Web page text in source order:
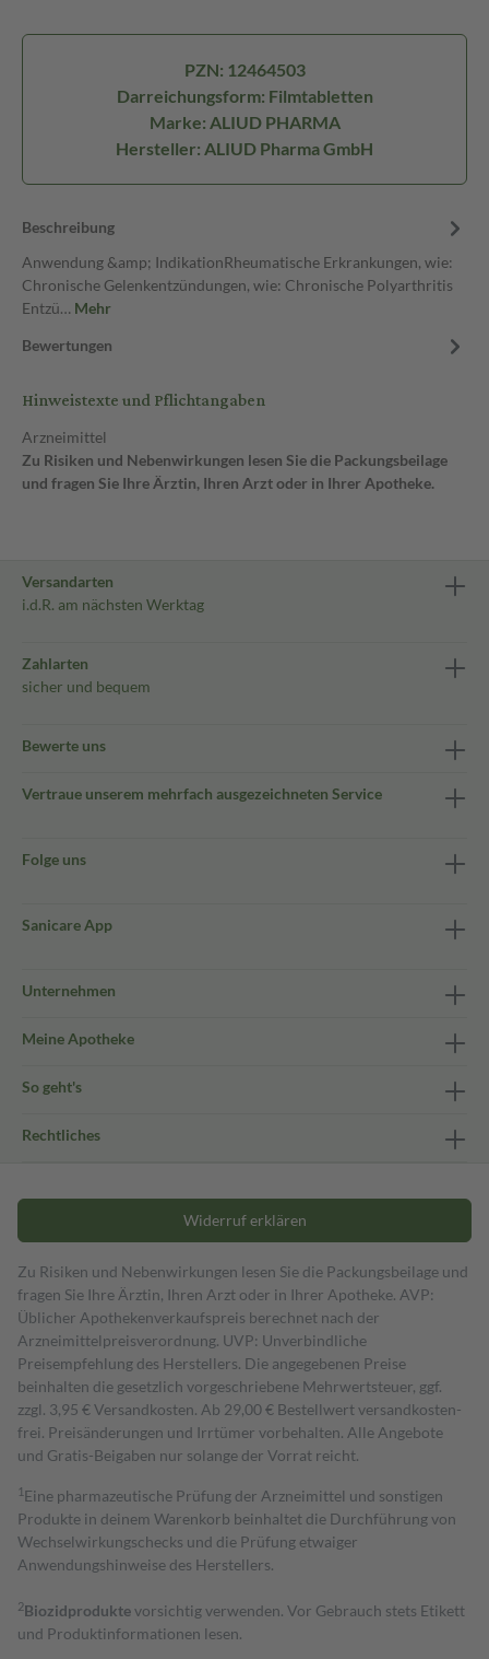
PZN: 12464503
Darreichungsform: Filmtabletten
Marke: ALIUD PHARMA
Hersteller: ALIUD Pharma GmbH
Beschreibung
Anwendung &amp; IndikationRheumatische Erkrankungen, wie:
Chronische Gelenkentzündungen, wie: Chronische Polyarthritis
Entzü… Mehr
Bewertungen
Hinweistexte und Pflichtangaben
Arzneimittel
Zu Risiken und Nebenwirkungen lesen Sie die Packungsbeilage
und fragen Sie Ihre Ärztin, Ihren Arzt oder in Ihrer Apotheke.
Versandarten
i.d.R. am nächsten Werktag
Zahlarten
sicher und bequem
Bewerte uns
Vertraue unserem mehrfach ausgezeichneten Service
Folge uns
Sanicare App
Unternehmen
Meine Apotheke
So geht's
Rechtliches
Widerruf erklären
Zu Risiken und Nebenwirkungen lesen Sie die Packungsbeilage und
fragen Sie Ihre Ärztin, Ihren Arzt oder in Ihrer Apotheke. AVP:
Üblicher Apothekenverkaufspreis berechnet nach der
Arzneimittelpreisverordnung. UVP: Unverbindliche
Preisempfehlung des Herstellers. Die angegebenen Preise
beinhalten die gesetzlich vorgeschriebene Mehrwertsteuer, ggf.
zzgl. 3,95 € Versandkosten. Ab 29,00 € Bestell­wert versand­kosten­
frei. Preisänderungen und Irrtümer vorbehalten. Alle Angebote
und Gratis-Beigaben nur solange der Vorrat reicht.
1 Eine pharmazeutische Prüfung der Arzneimittel und sonstigen
Produkte in deinem Warenkorb beinhaltet die Durchführung von
Wechselwirkungschecks und die Prüfung etwaiger
Anwendungshinweise des Herstellers.
2Biozidproduktevorsichtig verwenden. Vor Gebrauch stets Etikett
und Produktinformationen lesen.